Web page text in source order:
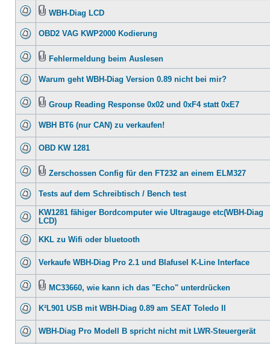
WBH-Diag LCD
OBD2 VAG KWP2000 Kodierung
Fehlermeldung beim Auslesen
Warum geht WBH-Diag Version 0.89 nicht bei mir?
Group Reading Response 0x02 und 0xF4 statt 0xE7
WBH BT6 (nur CAN) zu verkaufen!
OBD KW 1281
Zerschossen Config für den FT232 an einem ELM327
Tests auf dem Schreibtisch / Bench test
KW1281 fähiger Bordcomputer wie Ultragauge etc(WBH-Diag
LCD)
KKL zu Wifi oder bluetooth
Verkaufe WBH-Diag Pro 2.1 und Blafusel K-Line Interface
MC33660, wie kann ich das "Echo" unterdrücken
K²L901 USB mit WBH-Diag 0.89 am SEAT Toledo II
WBH-Diag Pro Modell B spricht nicht mit LWR-Steuergerät